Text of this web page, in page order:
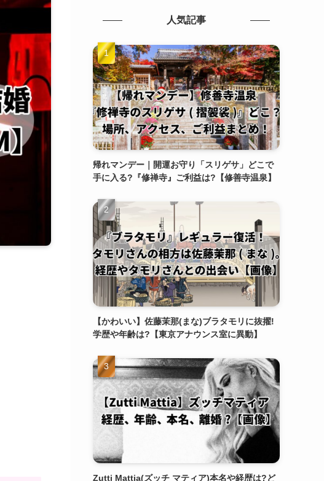
人気記事
帰れマンデー｜開運お守り「スリゲサ」どこで
手に入る?『修禅寺』ご利益は?【修善寺温泉】
【かわいい】佐藤茉那(まな)ブラタモリに抜擢!
学歴や年齢は?【東京アナウンス室に異動】
Zutti Mattia(ズッチ マティア)本名や経歴は?ど